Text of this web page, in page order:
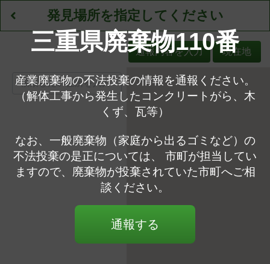
三重県廃棄物110番
産業廃棄物の不法投棄の情報を通報ください。
（解体工事から発生したコンクリートがら、木
くず、瓦等）
なお、一般廃棄物（家庭から出るゴミなど）の
不法投棄の是正については、 市町が担当してい
ますので、廃棄物が投棄されていた市町へご相
談ください。
通報する
発見場所を指定してください
通報内容を入力 現在地